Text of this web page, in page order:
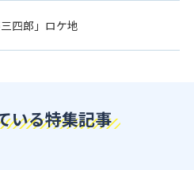
三四郎」ロケ地
いる特集記事